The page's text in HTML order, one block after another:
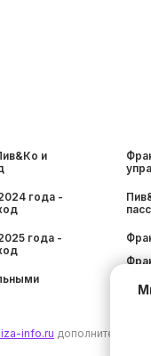
info.ru
года -
года -
и